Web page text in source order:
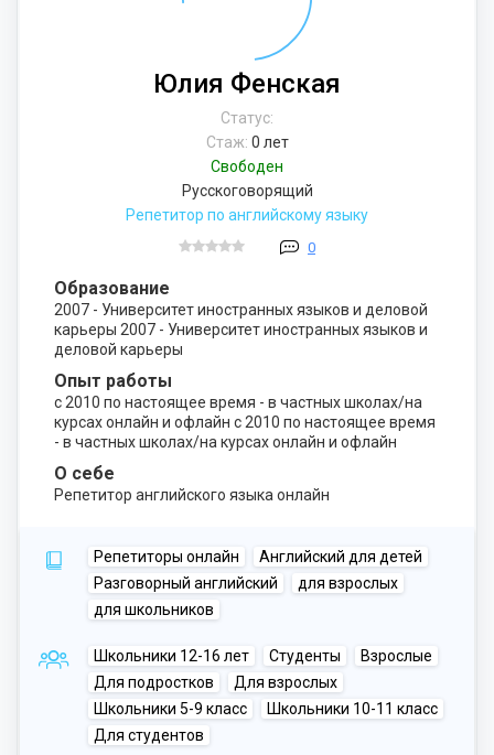
Юлия Фенская
Статус:
Стаж: 0 лет
Свободен
Русскоговорящий
Репетитор по английскому языку
0
Образование
2007 - Университет иностранных языков и деловой
карьеры 2007 - Университет иностранных языков и
деловой карьеры
Опыт работы
с 2010 по настоящее время - в частных школах/на
курсах онлайн и офлайн с 2010 по настоящее время
- в частных школах/на курсах онлайн и офлайн
О себе
Репетитор английского языка онлайн
Репетиторы онлайн
Английский для детей
Разговорный английский
для взрослых
для школьников
Школьники 12-16 лет Студенты
Взрослые
Для подростков
Для взрослых
Школьники 5-9 класс
Школьники 10-11 класс
Для студентов